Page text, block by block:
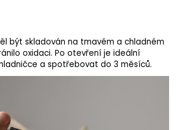
být skladován na tmavém a chladném
oxidaci. Po otevření je ideální
a spotřebovat do 3 měsíců.